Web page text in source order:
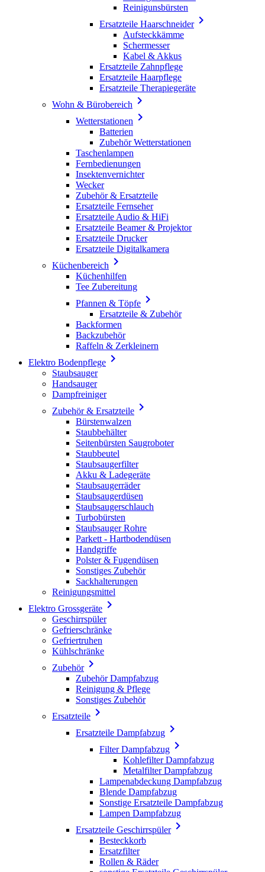
Reinigunsbürsten
Ersatzteile Haarschneider
Aufsteckkämme
Schermesser
Kabel & Akkus
Ersatzteile Zahnpflege
Ersatzteile Haarpflege
Ersatzteile Therapiegeräte
Wohn & Bürobereich 
Wetterstationen 
Batterien
Zubehör Wetterstationen
Taschenlampen
Fernbedienungen
Insektenvernichter
Wecker
Zubehör & Ersatzteile
Ersatzteile Fernseher
Ersatzteile Audio & HiFi
Ersatzteile Beamer & Projektor
Ersatzteile Drucker
Ersatzteile Digitalkamera
Küchenbereich 
Küchenhilfen
Tee Zubereitung
Pfannen & Töpfe 
Ersatzteile & Zubehör
Backformen
Backzubehör
Raffeln & Zerkleinern
Elektro Bodenpflege 
Staubsauger
Handsauger
Dampfreiniger
Zubehör & Ersatzteile 
Bürstenwalzen
Staubbehälter
Seitenbürsten Saugroboter
Staubbeutel
Staubsaugerfilter
Akku & Ladegeräte
Staubsaugerräder
Staubsaugerdüsen
Staubsaugerschlauch
Turbobürsten
Staubsauger Rohre
Parkett - Hartbodendüsen
Handgriffe
Polster & Fugendüsen
Sonstiges Zubehör
Sackhalterungen
Reinigungsmittel
Elektro Grossgeräte 
Geschirrspüler
Gefrierschränke
Gefriertruhen
Kühlschränke
Zubehör
Zubehör Dampfabzug
Reinigung & Pflege
Sonstiges Zubehör
Ersatzteile 
Ersatzteile Dampfabzug 
Filter Dampfabzug 
Kohlefilter Dampfabzug
Metalfilter Dampfabzug
Lampenabdeckung Dampfabzug
Blende Dampfabzug
Sonstige Ersatzteile Dampfabzug
Lampen Dampfabzug
Ersatzteile Geschirrspüler
Besteckkorb
Ersatzfilter
Rollen & Räder